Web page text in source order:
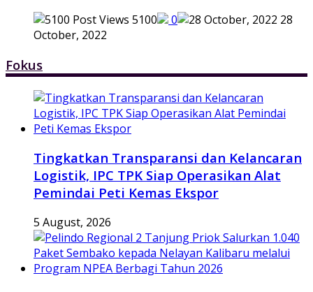
5100 0
28
October, 2022
Fokus
Tingkatkan Transparansi dan Kelancaran
Logistik, IPC TPK Siap Operasikan Alat
Pemindai Peti Kemas Ekspor
5 August, 2026